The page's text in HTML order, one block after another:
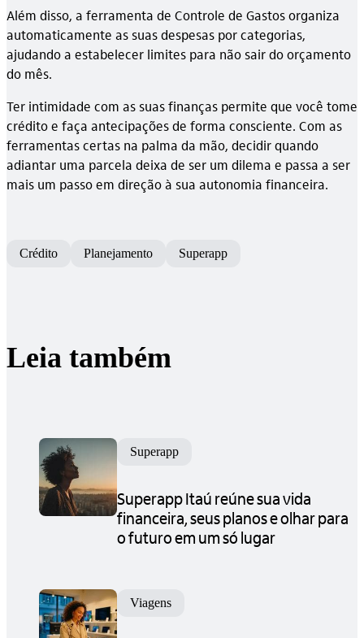
Além disso, a ferramenta de Controle de Gastos organiza
automaticamente as suas despesas por categorias,
ajudando a estabelecer limites para não sair do orçamento
do mês.
Ter intimidade com as suas finanças permite que você tome
crédito e faça antecipações de forma consciente. Com as
ferramentas certas na palma da mão, decidir quando
adiantar uma parcela deixa de ser um dilema e passa a ser
mais um passo em direção à sua autonomia financeira.
Crédito Planejamento Superapp
Leia também
Superapp
Superapp Itaú reúne sua vida
financeira, seus planos e olhar para
o futuro em um só lugar
Viagens